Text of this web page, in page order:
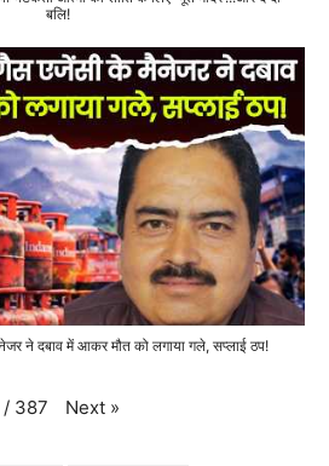
बलि!
ने दबाव में आकर मौत को लगाया गले, सप्लाई ठप!
/ 387 Next »